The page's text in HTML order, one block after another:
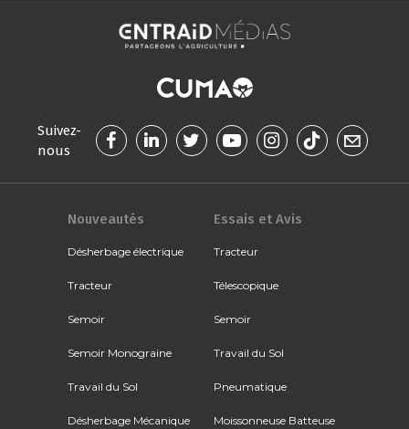
Suivez-
nous
Nouveautés
Désherbage électrique
Tracteur
Semoir
Semoir Monograine
Travail du Sol
Désherbage Mécanique
Essais et Avis
Tracteur
Télescopique
Semoir
Travail du Sol
Pneumatique
Moissonneuse Batteuse